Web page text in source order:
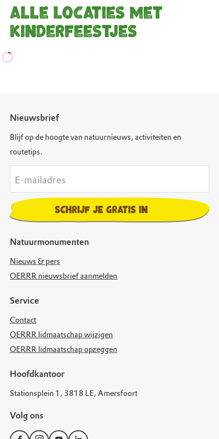
Alle locaties met
kinderfeestjes
Natuurmonumenten
Nieuws & pers
OERRR nieuwsbrief aanmelden
Service
Contact
OERRR lidmaatschap wijzigen
OERRR lidmaatschap opzeggen
Hoofdkantoor
Stationsplein 1, 3818 LE, Amersfoort
Volg ons
Nieuwsbrief
Blijf op de hoogte van natuurnieuws, activiteiten en
routetips.
E-mailadres
Schrijf je gratis in